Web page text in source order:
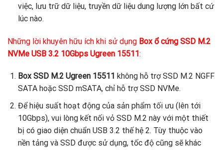
việc, lưu trữ dữ liệu, truyền dữ liệu dung lượng lớn bất cứ
lúc nào.
Những lời khuyên hữu ích khi sử dụng Box ổ cứng SSD M.2
NVMe USB 3.2 10Gbps Ugreen 15511:
Box SSD M.2 Ugreen 15511 không hỗ trợ SSD M.2 NGFF
SATA hoặc SSD mSATA, chỉ hỗ trợ SSD NVMe.
Để hiệu suất hoạt động của sản phẩm tối ưu (lên tới
10Gbps), vui lòng kết nối vỏ SSD M.2 này với một thiết
bị có giao diện chuẩn USB 3.2 thế hệ 2. Tùy thuộc vào
nền tảng và SSD được sử dụng, tốc độ cũng sẽ khác